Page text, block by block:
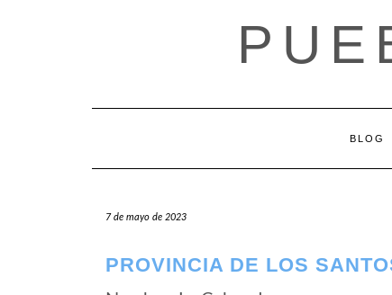
BLOG
7 de mayo de 2023
PROVINCIA DE LOS